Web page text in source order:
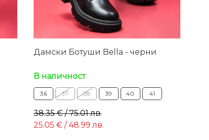
Дамски Ботуши Bella - черни
В наличност
36 37 38 39 40 41
38.35 € / 75.01 лв.
25.05 € / 48.99 лв.